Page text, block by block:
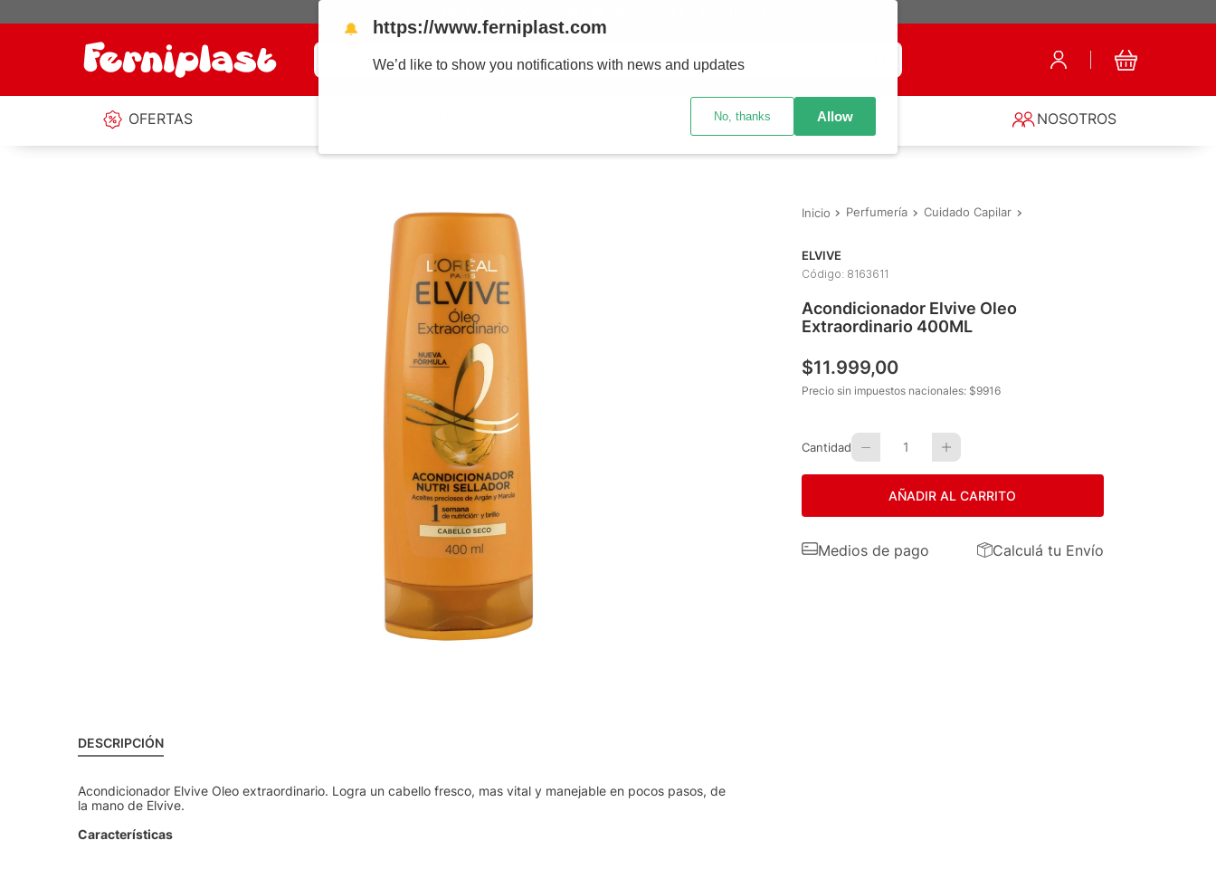
¿Qué estás buscando?
OFERTAS SUCURSALES NOSOTROS
DESCRIPCIÓN
Acondicionador Elvive Oleo extraordinario. Logra un cabello fresco, mas vital y manejable en pocos pasos, de
la mano de Elvive.
Características
Perfumería Cuidado Capilar
ELVIVE
Código: 8163611
Acondicionador Elvive Oleo
Extraordinario 400ML
$11.999,00
Precio sin impuestos nacionales: $9916
Cantidad 1
AÑADIR AL CARRITO
Medios de pago Calculá tu Envío
🔔 https://www.ferniplast.com
We’d like to show you notifications with news and updates
No, thanks Allow